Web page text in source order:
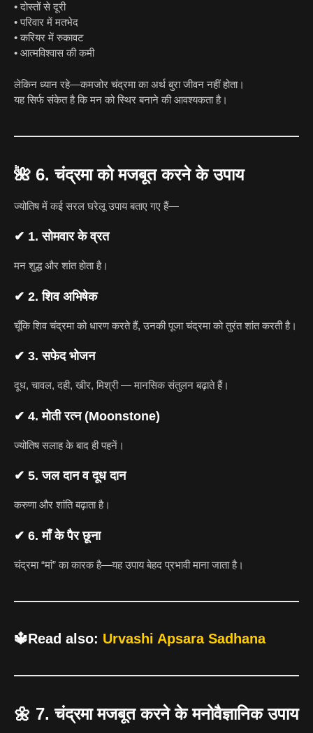
• दोस्तों से दूरी
• परिवार में मतभेद
• करियर में रुकावट
• आत्मविश्वास की कमी
लेकिन ध्यान रहे—कमजोर चंद्रमा का अर्थ बुरा जीवन नहीं होता।
यह सिर्फ संकेत है कि मन को स्थिर बनाने की आवश्यकता है।
🌺 6. चंद्रमा को मजबूत करने के उपाय
ज्योतिष में कई सरल घरेलू उपाय बताए गए हैं—
✔ 1. सोमवार के व्रत
मन शुद्ध और शांत होता है।
✔ 2. शिव अभिषेक
चूँकि शिव चंद्रमा को धारण करते हैं, उनकी पूजा चंद्रमा को तुरंत शांत करती है।
✔ 3. सफेद भोजन
दूध, चावल, दही, खीर, मिश्री — मानसिक संतुलन बढ़ाते हैं।
✔ 4. मोती रत्न (Moonstone)
ज्योतिष सलाह के बाद ही पहनें।
✔ 5. जल दान व दूध दान
करुणा और शांति बढ़ाता है।
✔ 6. माँ के पैर छूना
चंद्रमा “मां” का कारक है—यह उपाय बेहद प्रभावी माना जाता है।
🔱Read also: Urvashi Apsara Sadhana
🌼 7. चंद्रमा मजबूत करने के मनोवैज्ञानिक उपाय